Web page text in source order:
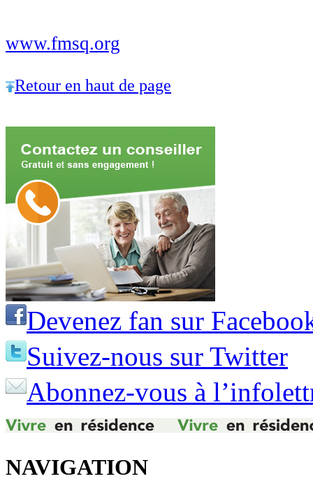
www.fmsq.org
Retour en haut de page
Devenez fan sur
Suivez-nous sur Twitter
Abonnez-vous à
NAVIGATION